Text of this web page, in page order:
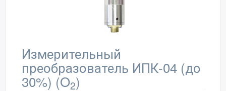
Измерительный
преобразователь ИПК-04 (до
30%) (O2)